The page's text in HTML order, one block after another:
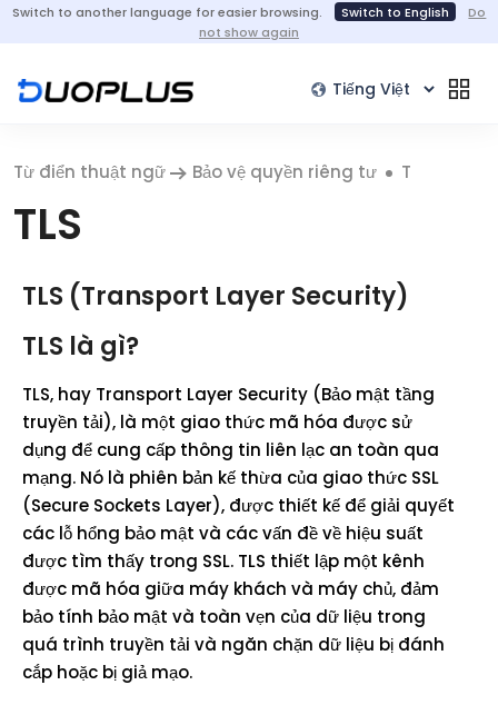
Switch to another language for easier browsing. Switch to English
Do
not show again
Từ điển thuật ngữ Bảo vệ quyền riêng tư T
TLS
TLS (Transport Layer Security)
TLS là gì?
TLS, hay Transport Layer Security (Bảo mật tầng
truyền tải), là một giao thức mã hóa được sử
dụng để cung cấp thông tin liên lạc an toàn qua
mạng. Nó là phiên bản kế thừa của giao thức SSL
(Secure Sockets Layer), được thiết kế để giải quyết
các lỗ hổng bảo mật và các vấn đề về hiệu suất
được tìm thấy trong SSL. TLS thiết lập một kênh
được mã hóa giữa máy khách và máy chủ, đảm
bảo tính bảo mật và toàn vẹn của dữ liệu trong
quá trình truyền tải và ngăn chặn dữ liệu bị đánh
cắp hoặc bị giả mạo.